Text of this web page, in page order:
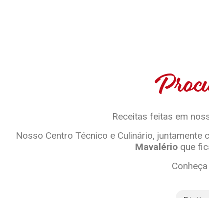
Receitas feitas em
Nosso Centro Técnico e Culinário,
Mavalérioque
Conheça